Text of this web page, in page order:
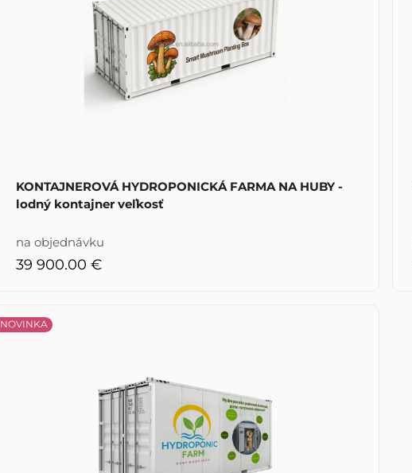
KONTAJNEROVÁ HYDROPONICKÁ FARMA NA HUBY -
lodný kontajner veľkosť
na objednávku
39 900.00 €
NOVINKA